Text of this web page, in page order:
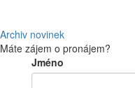
Archiv novinek
Máte zájem o pronájem?
Jméno